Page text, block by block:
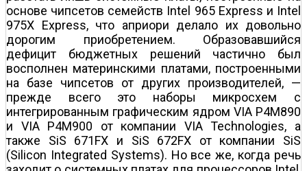
основе чипсетов семейств Intel 965 Express и Intel
975X Express, что априори делало их довольно
дорогим приобретением. Образовавшийся
дефицит бюджетных решений частично был
восполнен материнскими платами, построенными
на базе чипсетов от других производителей, —
прежде всего это наборы микросхем с
интегрированным графическим ядром VIA P4M890
и VIA P4M900 от компании VIA Technologies, а
также SiS 671FX и SiS 672FX от компании SiS
(Silicon Integrated Systems). Но все же, когда речь